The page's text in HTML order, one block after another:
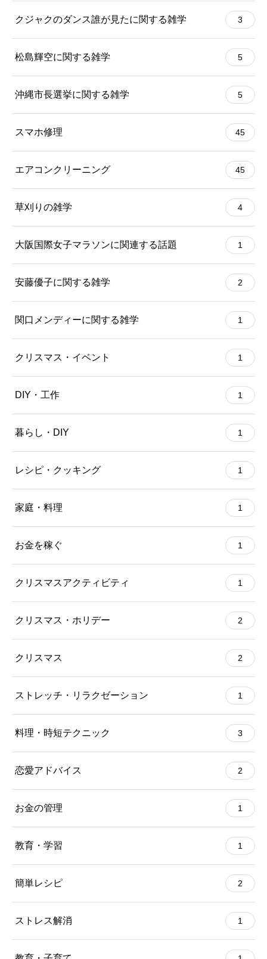
クジャクのダンス誰が見たに関する雑学 3
松島輝空に関する雑学 5
沖縄市長選挙に関する雑学 5
スマホ修理 45
エアコンクリーニング 45
草刈りの雑学 4
大阪国際女子マラソンに関連する話題 1
安藤優子に関する雑学 2
関口メンディーに関する雑学 1
クリスマス・イベント 1
DIY・工作 1
暮らし・DIY 1
レシピ・クッキング 1
家庭・料理 1
お金を稼ぐ 1
クリスマスアクティビティ 1
クリスマス・ホリデー 2
クリスマス 2
ストレッチ・リラクゼーション 1
料理・時短テクニック 3
恋愛アドバイス 2
お金の管理 1
教育・学習 1
簡単レシピ 2
ストレス解消 1